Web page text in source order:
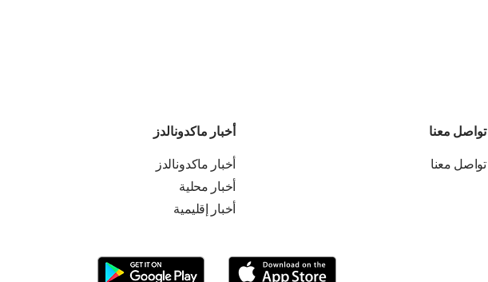
تواصل معنا
تواصل معنا
أخبار ماكدونالدز
أخبار ماكدونالدز
أخبار محلية
أخبار إقليمية